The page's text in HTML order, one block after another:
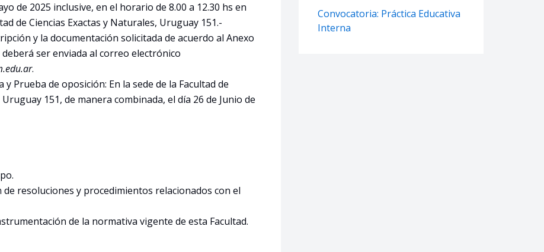
de 2025 inclusive, en el horario de 8.00 a 12.30 hs en
de Ciencias Exactas y Naturales, Uruguay 151.-
y la documentación solicitada de acuerdo al Anexo
ser enviada al correo electrónico
.
y Prueba de oposición: En la sede de la Facultad de
151, de manera combinada, el día 26 de Junio de
resoluciones y procedimientos relacionados con el
de la normativa vigente de esta Facultad.
Convocatoria: Práctica Educativa
Interna